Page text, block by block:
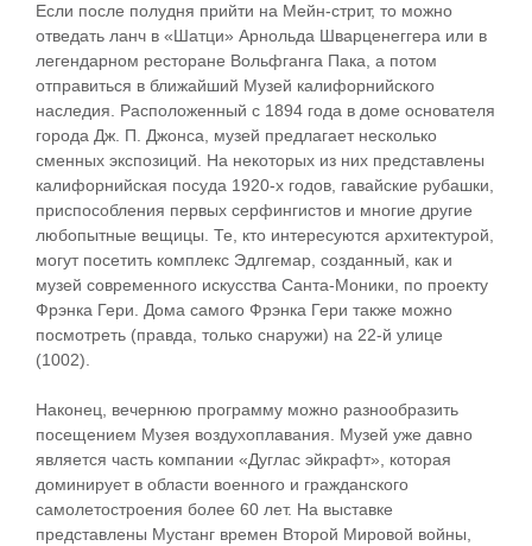
Если после полудня прийти на Мейн-стрит, то можно
отведать ланч в «Шатци» Арнольда Шварценеггера или в
легендарном ресторане Вольфганга Пака, а потом
отправиться в ближайший Музей калифорнийского
наследия. Расположенный с 1894 года в доме основателя
города Дж. П. Джонса, музей предлагает несколько
сменных экспозиций. На некоторых из них представлены
калифорнийская посуда 1920-х годов, гавайские рубашки,
приспособления первых серфингистов и многие другие
любопытные вещицы. Те, кто интересуются архитектурой,
могут посетить комплекс Эдлгемар, созданный, как и
музей современного искусства Санта-Моники, по проекту
Фрэнка Гери. Дома самого Фрэнка Гери также можно
посмотреть (правда, только снаружи) на 22-й улице
(1002).
Наконец, вечернюю программу можно разнообразить
посещением Музея воздухоплавания. Музей уже давно
является часть компании «Дуглас эйкрафт», которая
доминирует в области военного и гражданского
самолетостроения более 60 лет. На выставке
представлены Мустанг времен Второй Мировой войны,